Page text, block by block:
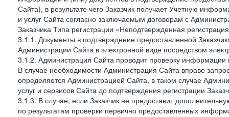
Сайта), в результате чего Заказчик получает Учетную
и услуг Сайта согласно заключаемым договорам с
Заказчика Типа регистрации «Неподтвержденная
3.1.1. Документы в подтверждение предоставленной
Администрации Сайта в электронной виде посредством
3.1.2. Администрация Сайта проводит проверку информации
В случае необходимости Администрация Сайта вправе
определяется Администрацией Сайта, в таком случае
услуг и сервисов Сайта до подтверждения регистрации
3.1.3. В случае, если Заказчик не предоставит
по результатам проверки первично предоставленных